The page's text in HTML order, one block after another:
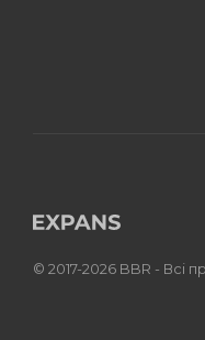
© 2017-2026 BBR - Всі